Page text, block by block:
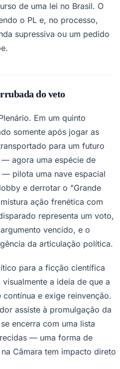
de uma lei no Brasil. O
o PL e, no processo,
supressiva ou um pedido
do veto
Em um quinto
somente após jogar as
para um futuro
agora uma espécie de
pilota uma nave espacial
e derrotar o "Grande
ação frenética com
representa um voto,
vencido, e o
da articulação política.
para a ficção científica
a ideia de que a
e exige reinvenção.
assiste à promulgação da
encerra com uma lista
— uma forma de
Câmara tem impacto direto